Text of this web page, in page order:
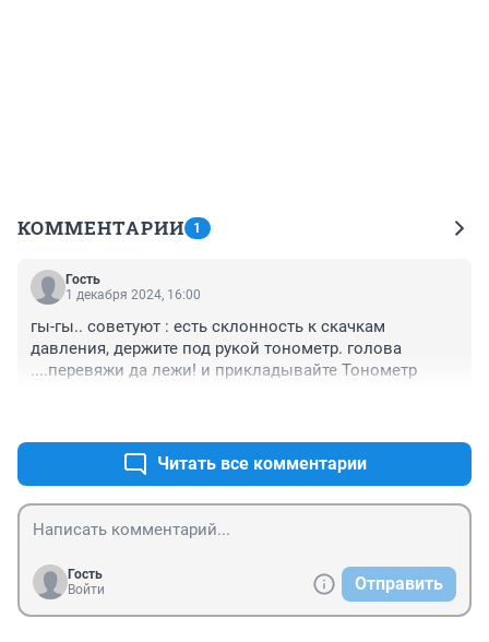
КОММЕНТАРИИ 1
Гость
1 декабря 2024, 16:00
гы-гы.. советуют : есть склонность к скачкам
давления, держите под рукой тонометр. голова
....перевяжи да лежи! и прикладывайте Тонометр
Читать все комментарии
Гость
Войти
Отправить